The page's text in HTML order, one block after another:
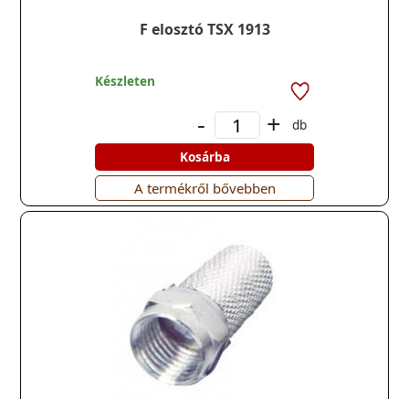
F elosztó TSX 1913
Készleten
- +
db
Kosárba
A termékről bővebben